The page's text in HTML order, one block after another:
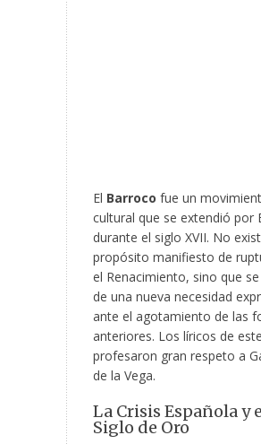
El Barroco fue un
cultural que se extendió por
durante el siglo XVII. No
propósito manifiesto de
el Renacimiento, sino que
de una nueva necesidad
ante el agotamiento de las
anteriores. Los líricos de
profesaron gran respeto a
de la Vega.
La Crisis Española y
Siglo de Oro